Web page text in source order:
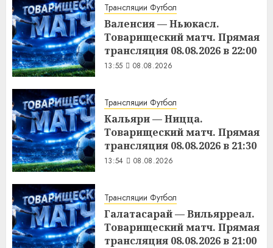
Трансляции Футбол
Валенсия — Ньюкасл.
Товарищеский матч. Прямая
трансляция 08.08.2026 в 22:00
13:55 08.08.2026
Трансляции Футбол
Кальяри — Ницца.
Товарищеский матч. Прямая
трансляция 08.08.2026 в 21:30
13:54 08.08.2026
Трансляции Футбол
Галатасарай — Вильярреал.
Товарищеский матч. Прямая
трансляция 08.08.2026 в 21:00